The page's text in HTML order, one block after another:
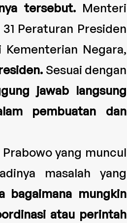
tersebut.Menteri
Peraturan Presiden
Negara,
Sesuai dengan
jawab langsung
pembuatan dan
yang muncul
masalah yang
bagaimana mungkin
atau perintah